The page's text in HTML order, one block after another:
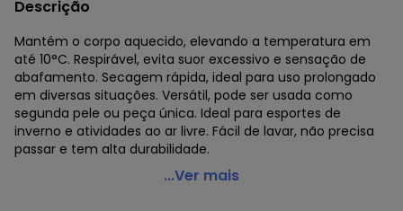
Descrição
Mantém o corpo aquecido, elevando a temperatura em
até 10°C. Respirável, evita suor excessivo e sensação de
abafamento. Secagem rápida, ideal para uso prolongado
em diversas situações. Versátil, pode ser usada como
segunda pele ou peça única. Ideal para esportes de
inverno e atividades ao ar livre. Fácil de lavar, não precisa
passar e tem alta durabilidade.
Hiatto Confecção - Blusa Feminina Térmica Segunda
...Ver mais